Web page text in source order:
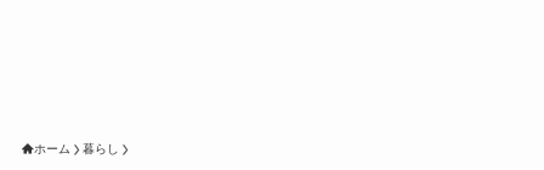
ホーム 暮らし